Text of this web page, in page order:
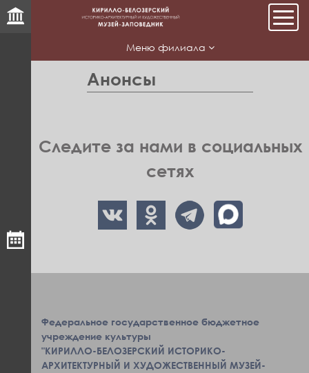
Меню филиала
Анонсы
Следите за нами в социальных
сетях
Федеральное государственное бюджетное
учреждение культуры
"КИРИЛЛО-БЕЛОЗЕРСКИЙ ИСТОРИКО-
АРХИТЕКТУРНЫЙ И ХУДОЖЕСТВЕННЫЙ МУЗЕЙ-